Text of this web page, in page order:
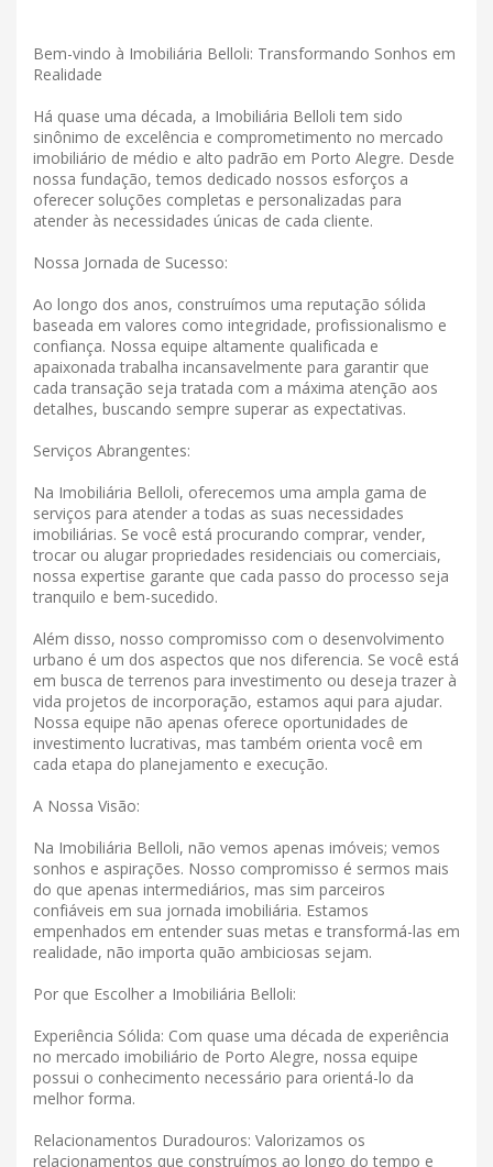
Bem-vindo à Imobiliária Belloli: Transformando Sonhos em
Realidade
Há quase uma década, a Imobiliária Belloli tem sido
sinônimo de excelência e comprometimento no mercado
imobiliário de médio e alto padrão em Porto Alegre. Desde
nossa fundação, temos dedicado nossos esforços a
oferecer soluções completas e personalizadas para
atender às necessidades únicas de cada cliente.
Nossa Jornada de Sucesso:
Ao longo dos anos, construímos uma reputação sólida
baseada em valores como integridade, profissionalismo e
confiança. Nossa equipe altamente qualificada e
apaixonada trabalha incansavelmente para garantir que
cada transação seja tratada com a máxima atenção aos
detalhes, buscando sempre superar as expectativas.
Serviços Abrangentes:
Na Imobiliária Belloli, oferecemos uma ampla gama de
serviços para atender a todas as suas necessidades
imobiliárias. Se você está procurando comprar, vender,
trocar ou alugar propriedades residenciais ou comerciais,
nossa expertise garante que cada passo do processo seja
tranquilo e bem-sucedido.
Além disso, nosso compromisso com o desenvolvimento
urbano é um dos aspectos que nos diferencia. Se você está
em busca de terrenos para investimento ou deseja trazer à
vida projetos de incorporação, estamos aqui para ajudar.
Nossa equipe não apenas oferece oportunidades de
investimento lucrativas, mas também orienta você em
cada etapa do planejamento e execução.
A Nossa Visão:
Na Imobiliária Belloli, não vemos apenas imóveis; vemos
sonhos e aspirações. Nosso compromisso é sermos mais
do que apenas intermediários, mas sim parceiros
confiáveis ​​em sua jornada imobiliária. Estamos
empenhados em entender suas metas e transformá-las em
realidade, não importa quão ambiciosas sejam.
Por que Escolher a Imobiliária Belloli:
Experiência Sólida: Com quase uma década de experiência
no mercado imobiliário de Porto Alegre, nossa equipe
possui o conhecimento necessário para orientá-lo da
melhor forma.
Relacionamentos Duradouros: Valorizamos os
relacionamentos que construímos ao longo do tempo e